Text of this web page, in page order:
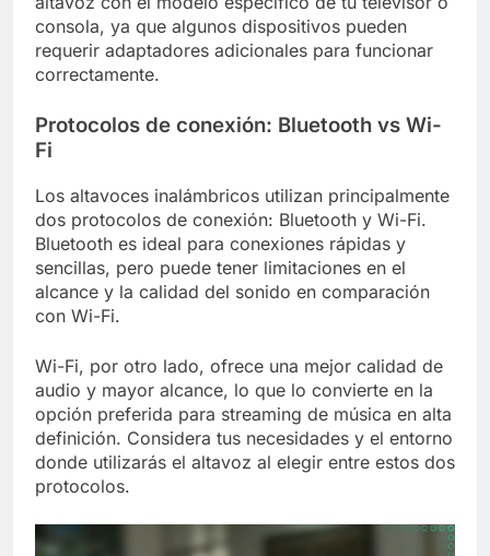
consola, ya que algunos dispositivos pueden
requerir adaptadores adicionales para funcionar
correctamente.
Protocolos de conexión: Bluetooth vs Wi-
Fi
Los altavoces inalámbricos utilizan principalmente
dos protocolos de conexión: Bluetooth y Wi-Fi.
Bluetooth es ideal para conexiones rápidas y
sencillas, pero puede tener limitaciones en el
alcance y la calidad del sonido en comparación
con Wi-Fi.
Wi-Fi, por otro lado, ofrece una mejor calidad de
audio y mayor alcance, lo que lo convierte en la
opción preferida para streaming de música en alta
definición. Considera tus necesidades y el entorno
donde utilizarás el altavoz al elegir entre estos dos
protocolos.